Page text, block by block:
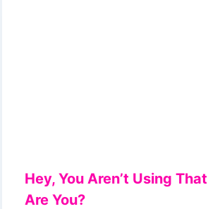
Hey, You Aren’t Using That
Are You?